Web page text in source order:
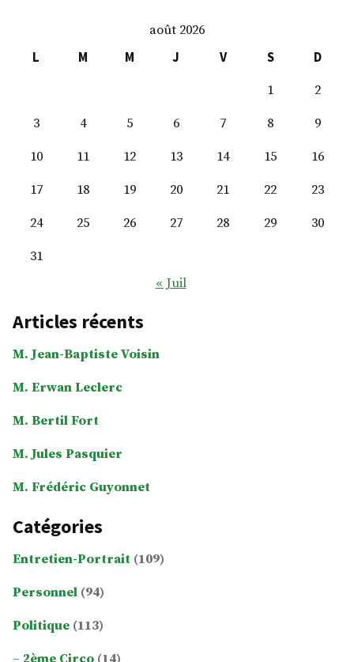
août 2026
L
M M J V S
D
1
2
3
4 5 6 7 8
9
10
11 12 13 14 15
16
17
18 19 20 21 22
23
24
25 26 27 28 29
30
31
« Juil
Articles récents
M. Jean-Baptiste Voisin
M. Erwan Leclerc
M. Bertil Fort
M. Jules Pasquier
M. Frédéric Guyonnet
Catégories
Entretien-Portrait (109)
Personnel (94)
Politique (113)